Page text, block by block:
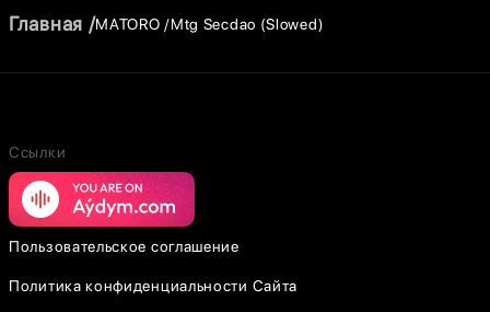
Главная MATORO Mtg Secdao (Slowed)
Ссылки
Пользовательское соглашение
Политика конфиденциальности Сайта